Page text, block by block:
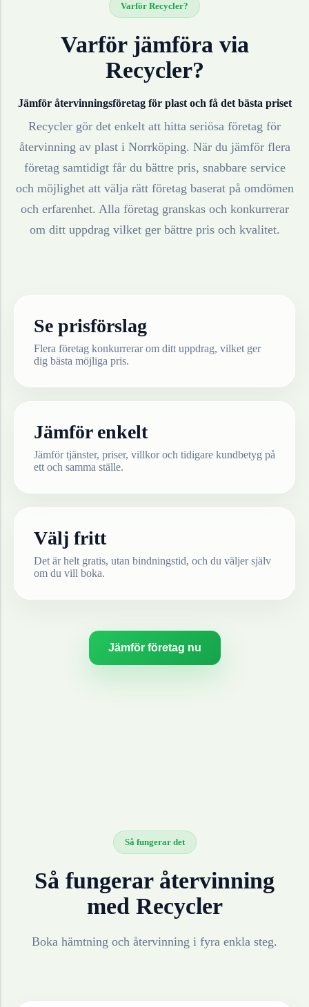
Varför Recycler?
Varför jämföra via
Recycler?
Jämför återvinningsföretag för plastoch få det bästa priset
Recycler gör det enkelt att hitta seriösa företag för
återvinning av plasti Norrköping. När du jämför flera
företag samtidigt får du bättre pris, snabbare service
och möjlighet att välja rätt företag baserat på omdömen
och erfarenhet. Alla företag granskas och konkurrerar
om ditt uppdrag vilket ger bättre pris och kvalitet.
Se prisförslag
Flera företag konkurrerar om ditt uppdrag, vilket ger
dig bästa möjliga pris.
Jämför enkelt
Jämför tjänster, priser, villkor och tidigare kundbetyg på
ett och samma ställe.
Välj fritt
Det är helt gratis, utan bindningstid, och du väljer själv
om du vill boka.
Jämför företag nu
Så fungerar det
Så fungerar återvinning
med Recycler
Boka hämtning och återvinning i fyra enkla steg.